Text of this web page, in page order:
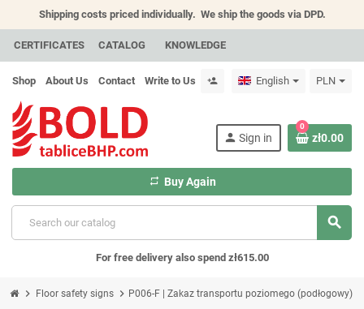
Shipping costs priced individually. We ship the goods via DPD.
CERTIFICATES CATALOG KNOWLEDGE
Shop About Us Contact Write to Us person_add English PLN
search
person Sign in
repeat Buy Again
0
zł0.00
For free delivery also spend zł615.00
chevron_right Floor safety signs chevron_right P006-F | Zakaz transportu poziomego (podłogowy)